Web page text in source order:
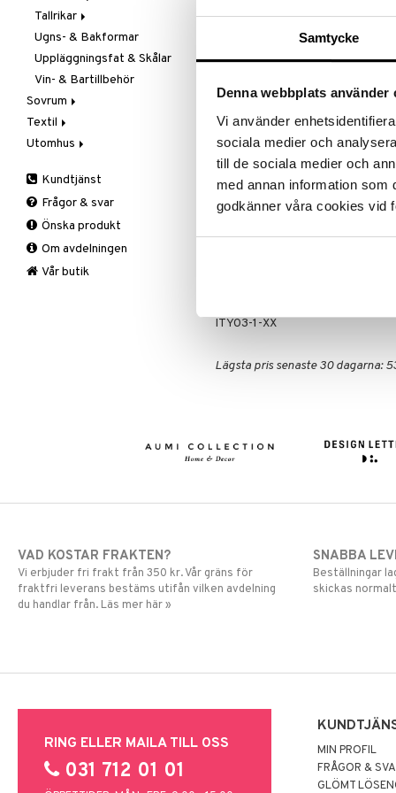
Samtycke
Denna webbplats använder
Vi använder
sociala medier och
till de sociala medier och
med annan information som
godkänner våra cookies vid
Passa på
Rean
TILL
Produktinfo
Set bestående av två ätpinnar i
ITY03-1-XX
Lägsta pris senaste 30 dagarna:
Flaskor
Matlådor
Termoskannor
Termosmuggar
Tallrikar
Assietter
Djupa tallrikar
Mattallrikar
Ugns- & Bakformar
Uppläggningsfat & Skålar
Vin- & Bartillbehör
Sovrum
Filtar & Plädar
Prydnadskuddar
Bäddset
Kuddar & Täcken
Lakan & Örngott
Tillbehör
Textil
Badrumstextilier
Filtar & Plädar
Kökstextilier
Mattor
Övrigt
Prydnadskuddar
Utomhus
Friluftsliv
Grill & Grilltillbehör
Krukor
Mygg- & insektsskydd
Picknick
Kundtjänst
Frågor & svar
Önska produkt
Om avdelningen
Vår butik
VAD KOSTAR FRAKTEN?
Vi erbjuder fri frakt från 350 kr. Vår gräns för
fraktfri leverans bestäms utifån vilken avdelning
du handlar från. Läs mer här »
SNABBA
Beställningar
skickas
RING ELLER MAILA TILL OSS
031 712 01 01
MIN PROFIL
FRÅGOR &
GLÖMT